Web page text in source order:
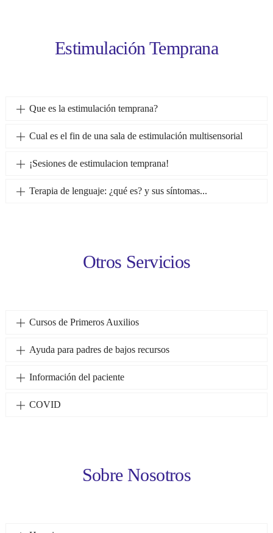
Estimulación Temprana
Que es la estimulación temprana?
Cual es el fin de una sala de estimulación multisensorial
¡Sesiones de estimulacion temprana!
Terapia de lenguaje: ¿qué es? y sus síntomas...
Otros Servicios
Cursos de Primeros Auxilios
Ayuda para padres de bajos recursos
Información del paciente
COVID
Sobre Nosotros